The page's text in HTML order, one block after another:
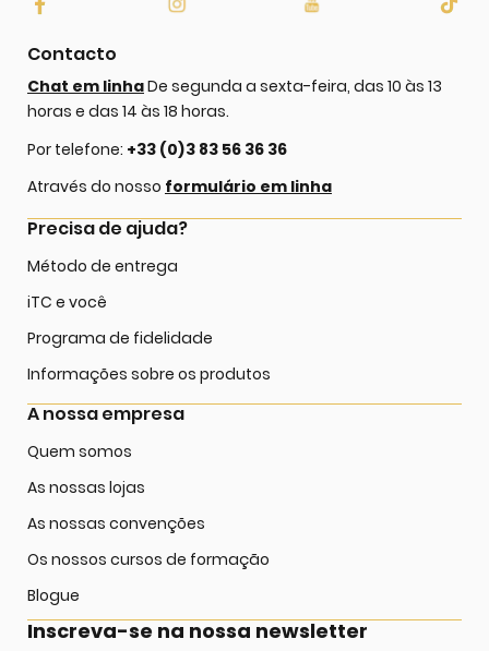
Contacto
Chat em linhaDe segunda a sexta-feira, das 10 às 13
horas e das 14 às 18 horas.
Por telefone: +33 (0)3 83 56 36 36
Através do nosso formulário em linha
A nossa empresa
Quem somos
As nossas lojas
As nossas convenções
Os nossos cursos de formação
Blogue
Precisa de ajuda?
Método de entrega
iTC e você
Programa de fidelidade
Informações sobre os produtos
Inscreva-se na nossa newsletter